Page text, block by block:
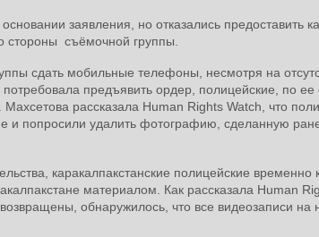
заявления, но отказались предоставить
съёмочной группы.
сдать мобильные телефоны, несмотря на
предъявить ордер, полицейские, по
рассказала Human Rights Watch, что
и попросили удалить фотографию, сделанную
каракалпакстанские полицейские временно
материалом. Как рассказала Human
обнаружилось, что все видеозаписи на